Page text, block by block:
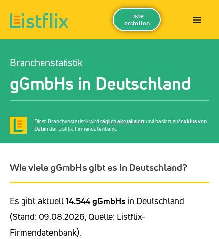
Liste
erstellen
Branchenstatistik
gGmbHs in Deutschland
Diese Branchenstatistik wirdtäglich aktualisiertund basiert aufexklusiven
Datender Listflix-Firmendatenbank.
Wie viele gGmbHs gibt es in Deutschland?
Es gibt aktuell14.544 gGmbHs in Deutschland
(Stand: 09.08.2026, Quelle: Listflix-
Firmendatenbank).